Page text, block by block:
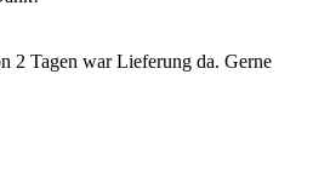
2 Tagen war Lieferung da. Gerne